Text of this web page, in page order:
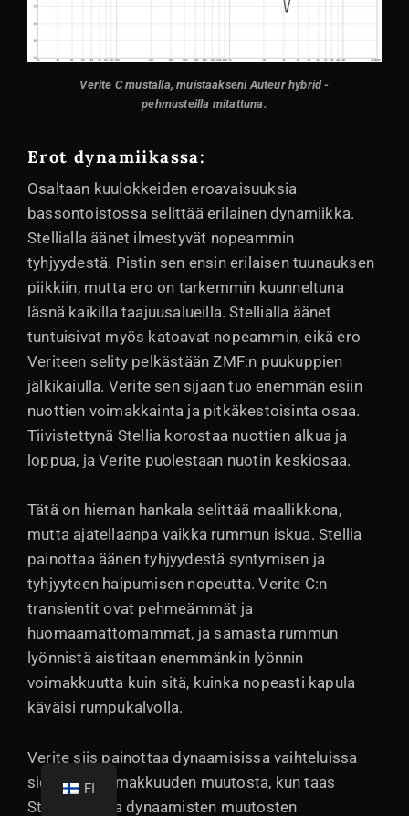
Verite C mustalla, muistaakseni Auteur hybrid -
pehmusteilla mitattuna.
Erot dynamiikassa:
Osaltaan kuulokkeiden eroavaisuuksia
bassontoistossa selittää erilainen dynamiikka.
Stellialla äänet ilmestyvät nopeammin
tyhjyydestä. Pistin sen ensin erilaisen tuunauksen
piikkiin, mutta ero on tarkemmin kuunneltuna
läsnä kaikilla taajuusalueilla. Stellialla äänet
tuntuisivat myös katoavat nopeammin, eikä ero
Veriteen selity pelkästään ZMF:n puukuppien
jälkikaiulla. Verite sen sijaan tuo enemmän esiin
nuottien voimakkainta ja pitkäkestoisinta osaa.
Tiivistettynä Stellia korostaa nuottien alkua ja
loppua, ja Verite puolestaan nuotin keskiosaa.
Tätä on hieman hankala selittää maallikkona,
mutta ajatellaanpa vaikka rummun iskua. Stellia
painottaa äänen tyhjyydestä syntymisen ja
tyhjyyteen haipumisen nopeutta. Verite C:n
transientit ovat pehmeämmät ja
huomaamattomammat, ja samasta rummun
lyönnistä aistitaan enemmänkin lyönnin
voimakkuutta kuin sitä, kuinka nopeasti kapula
käväisi rumpukalvolla.
Verite siis painottaa dynaamisissa vaihteluissa
signaalin voimakkuuden muutosta, kun taas
Stellia loistaa dynaamisten muutosten
FI